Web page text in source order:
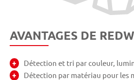
AVANTAGES DE
Détection et tri par couleur,
Détection par matériau pour les